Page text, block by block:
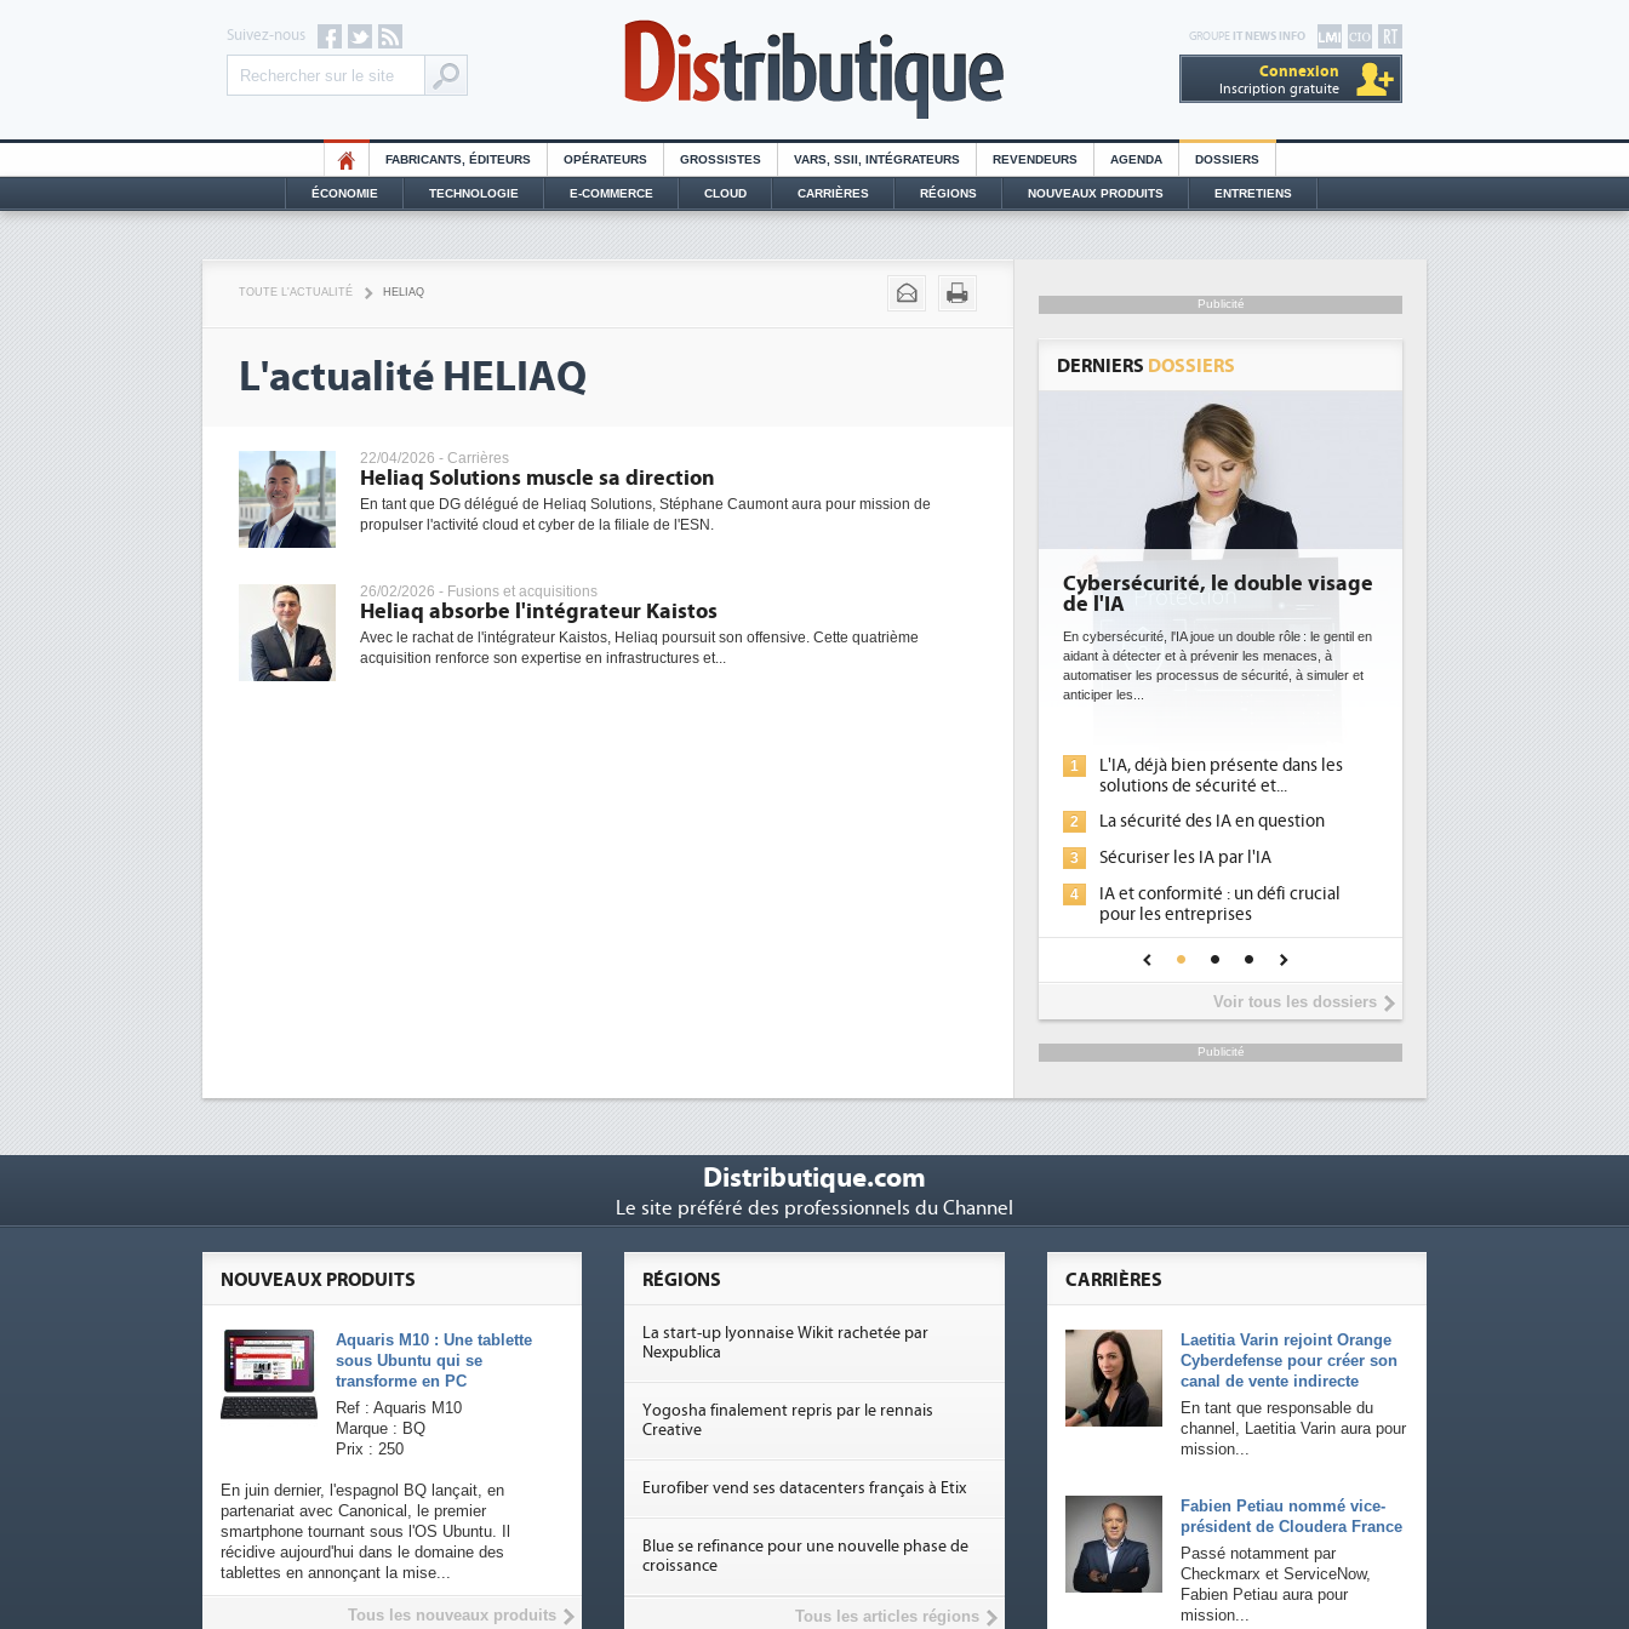
GROUPE IT NEWS INFO
Connexion
Inscription gratuite
Suivez-nous
FABRICANTS, ÉDITEURS OPÉRATEURS GROSSISTES VARS, SSII, INTÉGRATEURS REVENDEURS AGENDA DOSSIERS
ÉCONOMIE TECHNOLOGIE E-COMMERCE CLOUD CARRIÈRES RÉGIONS NOUVEAUX PRODUITS ENTRETIENS
TOUTE L'ACTUALITÉ HELIAQ
L'actualité HELIAQ
22/04/2026 - Carrières
Heliaq Solutions muscle sa direction
En tant que DG délégué de Heliaq Solutions, Stéphane Caumont aura pour mission de
propulser l'activité cloud et cyber de la filiale de l'ESN.
26/02/2026 - Fusions et acquisitions
Heliaq absorbe l'intégrateur Kaistos
Avec le rachat de l'intégrateur Kaistos, Heliaq poursuit son offensive. Cette quatrième
acquisition renforce son expertise en infrastructures et...
Publicité
DERNIERS DOSSIERS
Cybersécurité, le double visage
de l'IA
En cybersécurité, l'IA joue un double rôle : le gentil en
aidant à détecter et à prévenir les menaces, à
automatiser les processus de sécurité, à simuler et
anticiper les...
1
L'IA, déjà bien présente dans les
solutions de sécurité et...
2 La sécurité des IA en question
3 Sécuriser les IA par l'IA
4
IA et conformité : un défi crucial
pour les entreprises
Une IA de confiance pour une IA
plus sûre ?
Voir tous les dossiers
Publicité
Distributique.com
Le site préféré des professionnels du Channel
CARRIÈRES
Laetitia Varin rejoint Orange
Cyberdefense pour créer son
canal de vente indirecte
En tant que responsable du
channel, Laetitia Varin aura pour
mission...
Fabien Petiau nommé vice-
président de Cloudera France
Passé notamment par
Checkmarx et ServiceNow,
Fabien Petiau aura pour
mission...
NOUVEAUX PRODUITS
Aquaris M10 : Une tablette
sous Ubuntu qui se
transforme en PC
Ref : Aquaris M10
Marque : BQ
Prix : 250
En juin dernier, l'espagnol BQ lançait, en
partenariat avec Canonical, le premier
smartphone tournant sous l'OS Ubuntu. Il
récidive aujourd'hui dans le domaine des
tablettes en annonçant la mise...
Tous les nouveaux produits
RÉGIONS
La start-up lyonnaise Wikit rachetée par
Nexpublica
Yogosha finalement repris par le rennais
Creative
Eurofiber vend ses datacenters français à Etix
Blue se refinance pour une nouvelle phase de
croissance
Tous les articles régions